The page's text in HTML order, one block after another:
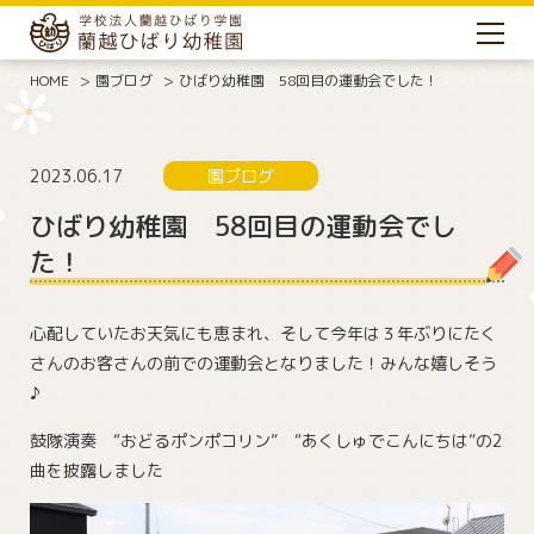
HOME 園ブログ ひばり幼稚園 58回目の運動会でした！
2023.06.17 園ブログ
ひばり幼稚園 58回目の運動会でし
た！
心配していたお天気にも恵まれ、そして今年は３年ぶりにたく
さんのお客さんの前での運動会となりました！みんな嬉しそう
♪
鼓隊演奏 “おどるポンポコリン” “あくしゅでこんにちは”の2
曲を披露しました